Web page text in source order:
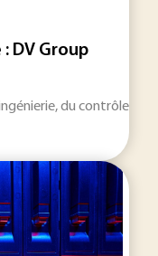
DV Group
du contrôle et